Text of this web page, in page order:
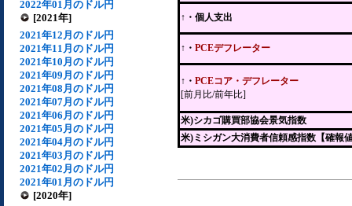
2022年01月のドル円
[2021年]
2021年12月のドル円
2021年11月のドル円
2021年10月のドル円
2021年09月のドル円
2021年08月のドル円
2021年07月のドル円
2021年06月のドル円
2021年05月のドル円
2021年04月のドル円
2021年03月のドル円
2021年02月のドル円
2021年01月のドル円
[2020年]
↑・個人支出
↑・ PCEデフレーター
↑・ PCEコア・デフレーター
[前月比/前年比]
米)シカゴ購買部協会景気指数
米)ミシガン大消費者信頼感指数【確報